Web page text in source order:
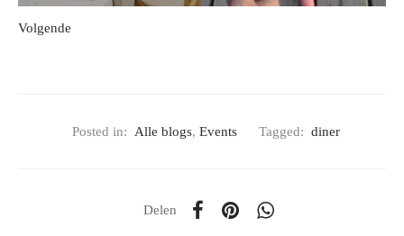
Volgende
Posted in: Alle blogs, Events Tagged: diner
Delen